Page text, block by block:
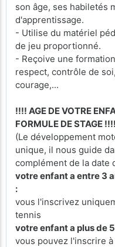
son âge, ses habiletés
d'apprentissage.
- Utilise du matériel
de jeu proportionné.
- Reçoive une
respect, contrôle de
courage,...
!!!! AGE DE VOTRE
FORMULE DE STAGE !!!!
(Le développement
unique, il nous guide
complément de la date
votre enfant a entre 3
:
vous l'inscrivez
tennis
votre enfant a plus de
vous pouvez l'inscrire